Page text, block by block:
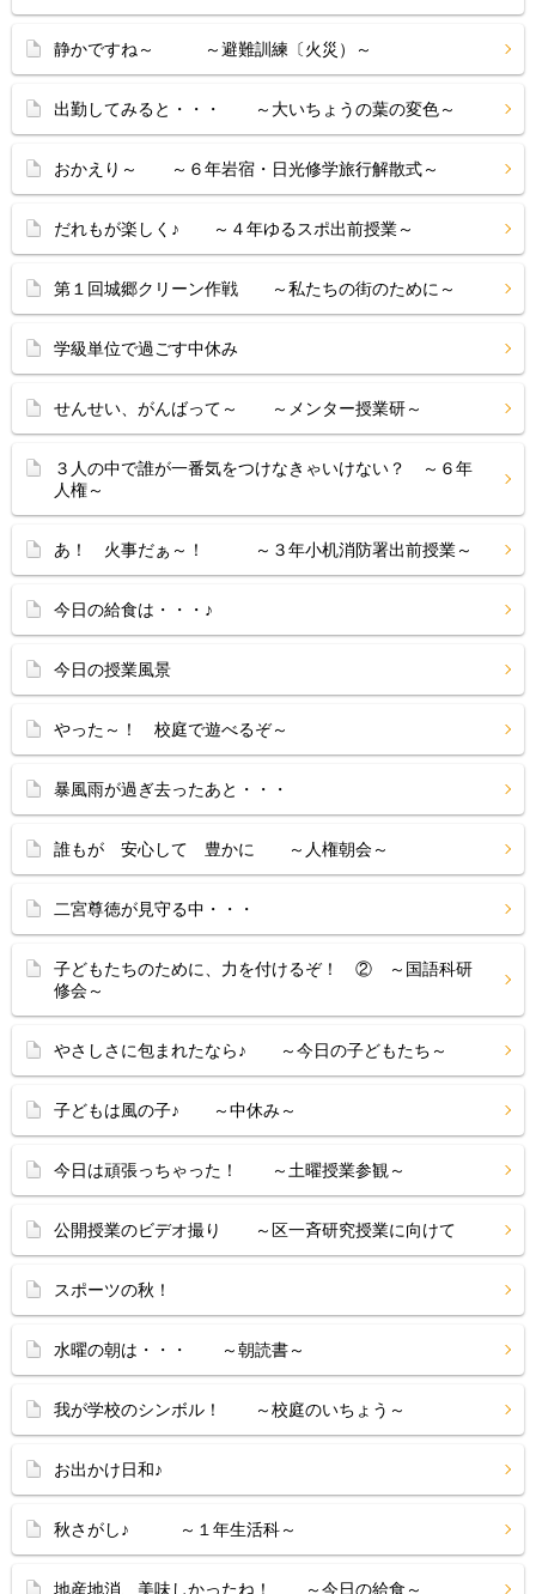
静かですね～ ～避難訓練〔火災）～
出勤してみると・・・ ～大いちょうの葉の変色～
おかえり～ ～６年岩宿・日光修学旅行解散式～
だれもが楽しく♪ ～４年ゆるスポ出前授業～
第１回城郷クリーン作戦 ～私たちの街のために～
学級単位で過ごす中休み
せんせい、がんばって～ ～メンター授業研～
３人の中で誰が一番気をつけなきゃいけない？ ～６年
人権～
あ！ 火事だぁ～！ ～３年小机消防署出前授業～
今日の給食は・・・♪
今日の授業風景
やった～！ 校庭で遊べるぞ～
暴風雨が過ぎ去ったあと・・・
誰もが 安心して 豊かに ～人権朝会～
二宮尊徳が見守る中・・・
子どもたちのために、力を付けるぞ！ ② ～国語科研
修会～
やさしさに包まれたなら♪ ～今日の子どもたち～
子どもは風の子♪ ～中休み～
今日は頑張っちゃった！ ～土曜授業参観～
公開授業のビデオ撮り ～区一斉研究授業に向けて
スポーツの秋！
水曜の朝は・・・ ～朝読書～
我が学校のシンボル！ ～校庭のいちょう～
お出かけ日和♪
秋さがし♪ ～１年生活科～
地産地消、美味しかったね！ ～今日の給食～